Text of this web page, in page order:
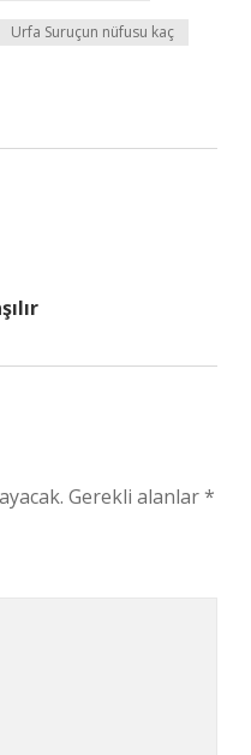
Urfa Suruçun nüfusu kaç
Gerekli alanlar*